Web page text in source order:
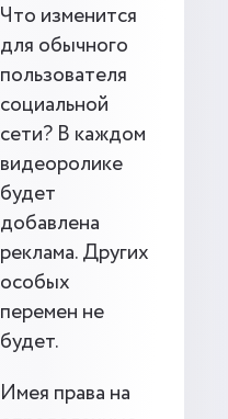
Что изменится
для обычного
пользователя
социальной
сети? В каждом
видеоролике
будет
добавлена
реклама. Других
особых
перемен не
будет.
Имея права на